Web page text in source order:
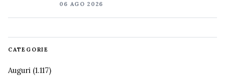
06 AGO 2026
CATEGORIE
Auguri (1.117)